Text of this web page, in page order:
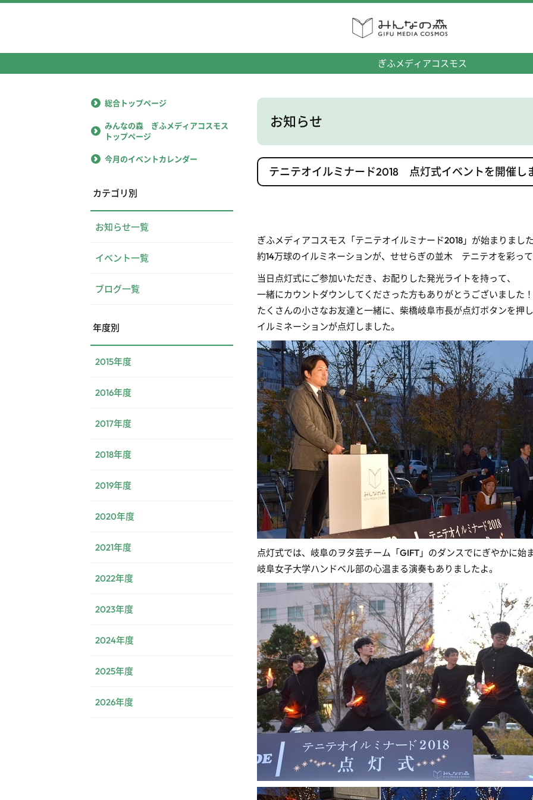
ぎふメディアコスモス
お知らせ
テニテオイルミナード2018 点灯式イベントを開催し
ぎふメディアコスモス「テニテオイルミナード2018」が始まりまし
約14万球のイルミネーションが、せせらぎの並木 テニテオを彩っ
当日点灯式にご参加いただき、お配りした発光ライトを持って、
一緒にカウントダウンしてくださった方もありがとうございました！
たくさんの小さなお友達と一緒に、柴橋岐阜市長が点灯ボタンを押
イルミネーションが点灯しました。
点灯式では、岐阜のヲタ芸チーム「GIFT」のダンスでにぎやかに始
岐阜女子大学ハンドベル部の心温まる演奏もありましたよ。
総合トップページ
みんなの森 ぎふメディアコスモス
トップページ
今月のイベントカレンダー
カテゴリ別
お知らせ一覧
イベント一覧
ブログ一覧
年度別
2015年度
2016年度
2017年度
2018年度
2019年度
2020年度
2021年度
2022年度
2023年度
2024年度
2025年度
2026年度